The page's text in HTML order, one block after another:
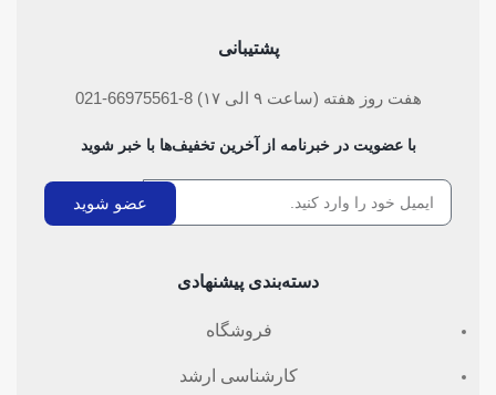
پشتیبانی
هفت روز هفته (ساعت ۹ الی ۱۷) 8-66975561-021
با عضویت در خبرنامه از آخرین تخفیف‌ها با خبر شوید
عضو شوید
دسته‌بندی پیشنهادی
فروشگاه
کارشناسی ارشد